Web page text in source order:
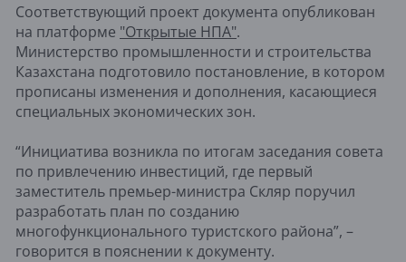
Соответствующий проект документа опубликован
на платформе "Открытые НПА".
Министерство промышленности и строительства
Казахстана подготовило постановление, в котором
прописаны изменения и дополнения, касающиеся
специальных экономических зон.
“Инициатива возникла по итогам заседания совета
по привлечению инвестиций, где первый
заместитель премьер-министра Скляр поручил
разработать план по созданию
многофункционального туристского района”, –
говорится в пояснении к документу.